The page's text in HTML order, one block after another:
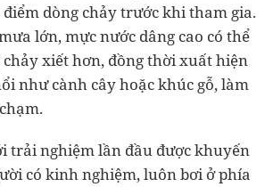
dòng chảy trước khi tham gia.
lớn, mực nước dâng cao có thể
xiết hơn, đồng thời xuất hiện
như cành cây hoặc khúc gỗ, làm
trải nghiệm lần đầu được khuyến
có kinh nghiệm, luôn bơi ở phía